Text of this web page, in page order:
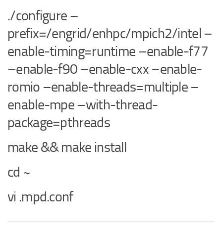
./configure –
prefix=/engrid/enhpc/mpich2/intel –
enable-timing=runtime –enable-f77
–enable-f90 –enable-cxx –enable-
romio –enable-threads=multiple –
enable-mpe –with-thread-
package=pthreads
make && make install
cd ~
vi .mpd.conf